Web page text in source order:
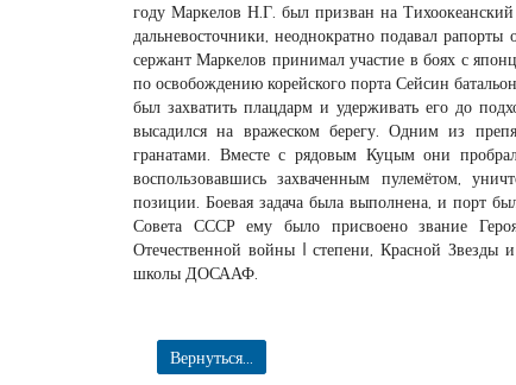
году Маркелов Н.Г. был призван на
дальневосточники, неоднократно подавал
сержант Маркелов принимал участие в боях с
по освобождению корейского порта Сейсин
был захватить плацдарм и удерживать его до
высадился на вражеском берегу. Одним из
гранатами. Вместе с рядовым Куцым они
воспользовавшись захваченным пулемётом,
позиции. Боевая задача была выполнена, и порт
Совета СССР ему было присвоено звание
Отечественной войны I степени, Красной Звезды
школы ДОСААФ.
Вернуться...